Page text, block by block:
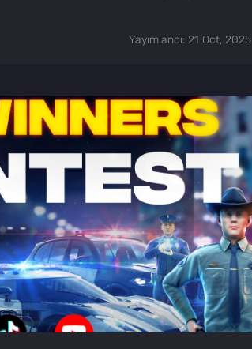
Yayımlandı: 21 Oct, 2025